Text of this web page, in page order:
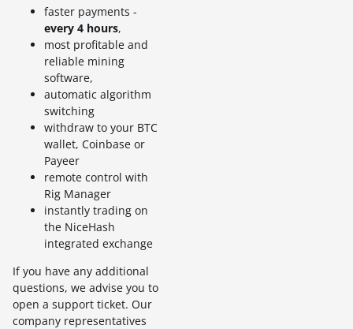
faster payments -
every 4 hours,
most profitable and
reliable mining
software,
automatic algorithm
switching
withdraw to your BTC
wallet, Coinbase or
Payeer
remote control with
Rig Manager
instantly trading on
the NiceHash
integrated exchange
If you have any additional
questions, we advise you to
open a support ticket. Our
company representatives